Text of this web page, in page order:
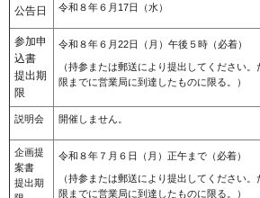
公告日 令和８年６月17日（水）
参加申
込書
提出期
限
令和８年６月22日（月）午後５時（必着）
（持参または郵送により提出してください
限までに営業局に到達したものに限る。）
説明会 開催しません。
企画提
案書
提出期
令和８年７月６日（月）正午まで（必着）
（持参または郵送により提出してください
限までに営業局に到達したものに限る。）